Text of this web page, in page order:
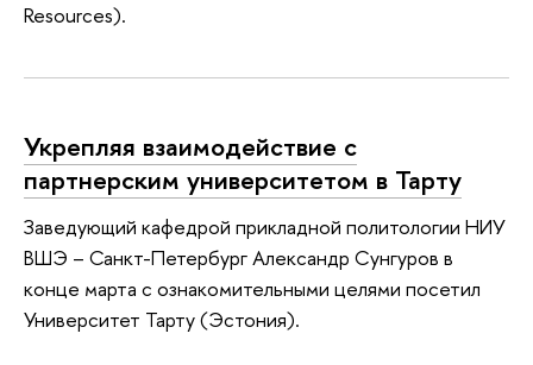
Resources).
Укрепляя взаимодействие с
партнерским университетом в Тарту
Заведующий кафедрой прикладной политологии НИУ
ВШЭ – Санкт-Петербург Александр Сунгуров в
конце марта с ознакомительными целями посетил
Университет Тарту (Эстония).